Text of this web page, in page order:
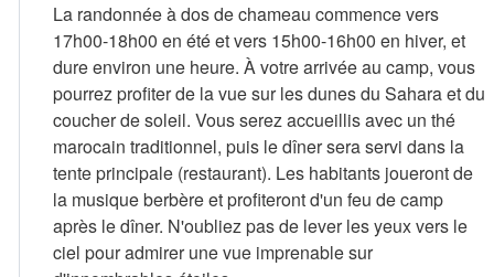
La randonnée à dos de chameau commence vers
17h00-18h00 en été et vers 15h00-16h00 en hiver, et
dure environ une heure. À votre arrivée au camp, vous
pourrez profiter de la vue sur les dunes du Sahara et du
coucher de soleil. Vous serez accueillis avec un thé
marocain traditionnel, puis le dîner sera servi dans la
tente principale (restaurant). Les habitants joueront de
la musique berbère et profiteront d'un feu de camp
après le dîner. N'oubliez pas de lever les yeux vers le
ciel pour admirer une vue imprenable sur